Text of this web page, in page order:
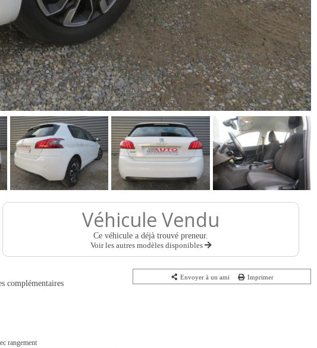
Véhicule Vendu
Ce véhicule a déjà trouvé preneur.
Voir les autres modèles disponibles
complémentaires
rangement
Envoyer à un ami Imprimer